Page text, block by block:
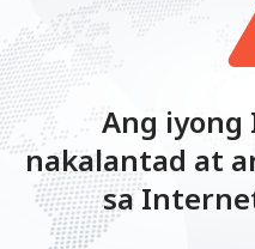
Ang iyong
nakalantad at
sa